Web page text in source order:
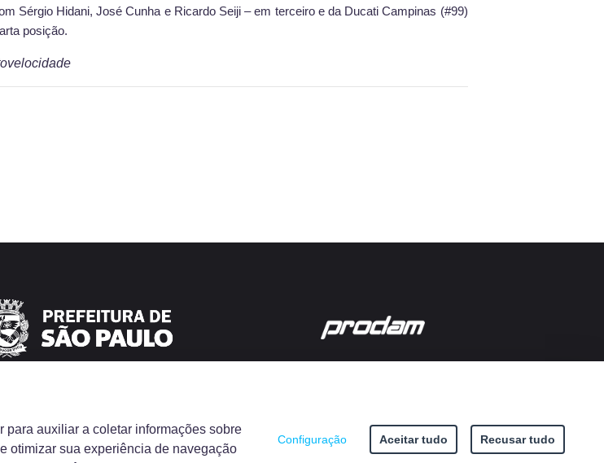
Sérgio Hidani, José Cunha e Ricardo Seiji – em terceiro e da Ducati Campinas (#99)
posição.
para auxiliar a coletar informações sobre
otimizar sua experiência de navegação
Configuração Aceitar tudo Recusar tudo